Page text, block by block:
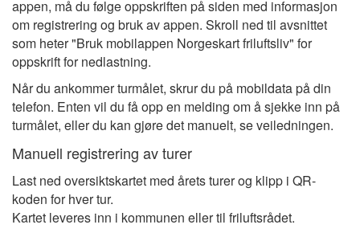
appen, må du følge oppskriften på siden med informasjon
om registrering og bruk av appen. Skroll ned til avsnittet
som heter "Bruk mobilappen Norgeskart friluftsliv" for
oppskrift for nedlastning.
Når du ankommer turmålet, skrur du på mobildata på din
telefon. Enten vil du få opp en melding om å sjekke inn på
turmålet, eller du kan gjøre det manuelt, se veiledningen.
Manuell registrering av turer
Last ned oversiktskartet med årets turer og klipp i QR-
koden for hver tur.
Kartet leveres inn i kommunen eller til friluftsrådet.